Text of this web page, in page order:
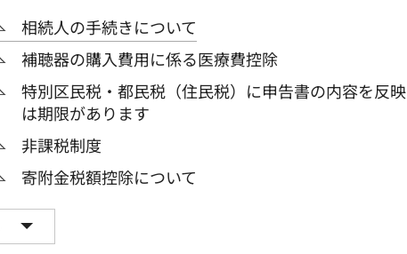
相続人の手続きについて
補聴器の購入費用に係る医療費控除
特別区民税・都民税（住民税）に申告書の内容を反
は期限があります
非課税制度
寄附金税額控除について